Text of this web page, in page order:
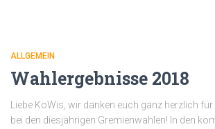
ALLGEMEIN
Wahlergebnisse 2018
Liebe KoWis, wir danken euch ganz herzlich
bei den diesjährigen Gremienwahlen! In den